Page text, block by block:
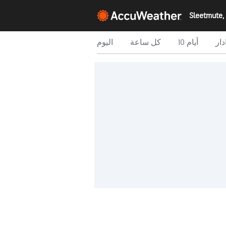
اليوم كل ساعة 10 أيام